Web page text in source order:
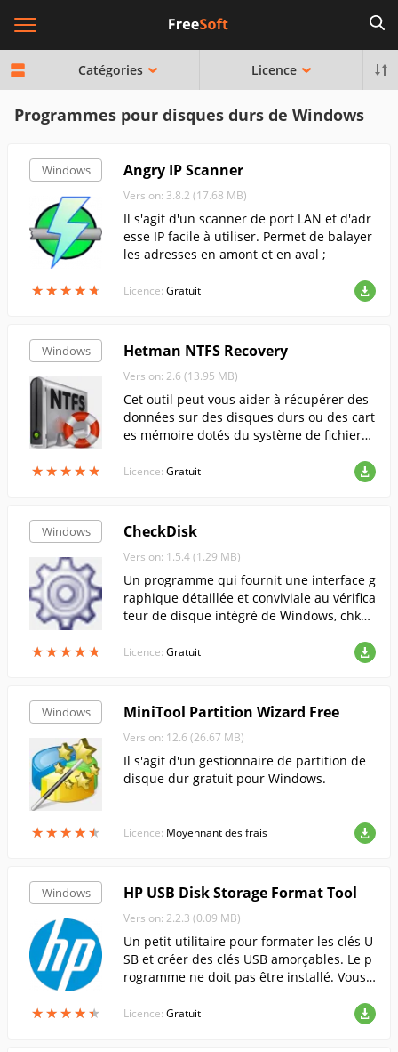
Catégories Licence
Programmes pour disques durs de Windows
Windows
★★★★★
★★★★★
Angry IP Scanner
Version: 3.8.2 (17.68 MB)
Il s'agit d'un scanner de port LAN et d'adr
esse IP facile à utiliser. Permet de balayer
les adresses en amont et en aval ;
Licence: Gratuit
Windows
★★★★★
★★★★★
Hetman NTFS Recovery
Version: 2.6 (13.95 MB)
Cet outil peut vous aider à récupérer des
données sur des disques durs ou des cart
es mémoire dotés du système de fichiers
Licence: Gratuit
Windows
★★★★★
★★★★★
CheckDisk
Version: 1.5.4 (1.29 MB)
Un programme qui fournit une interface g
raphique détaillée et conviviale au vérifica
teur de disque intégré de Windows, chkds
Licence: Gratuit
Windows
★★★★★
★★★★★
MiniTool Partition Wizard Free
Version: 12.6 (26.67 MB)
Il s'agit d'un gestionnaire de partition de
disque dur gratuit pour Windows.
Licence: Moyennant des frais
Windows
★★★★★
★★★★★
HP USB Disk Storage Format Tool
Version: 2.2.3 (0.09 MB)
Un petit utilitaire pour formater les clés U
SB et créer des clés USB amorçables. Le p
rogramme ne doit pas être installé. Vous
cteur que vous voulez formater.....
Licence: Gratuit